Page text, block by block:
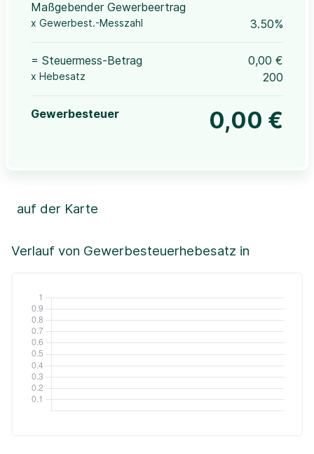
Maßgebender Gewerbeertrag
x Gewerbest.-Messzahl 3.50%
= Steuermess-Betrag 0,00 €
x Hebesatz 200
Gewerbesteuer 0,00 €
Verlauf von Gewerbesteuerhebesatz in
auf der Karte
+
Leaflet|©OpenStreetMap, ©CartoDB,